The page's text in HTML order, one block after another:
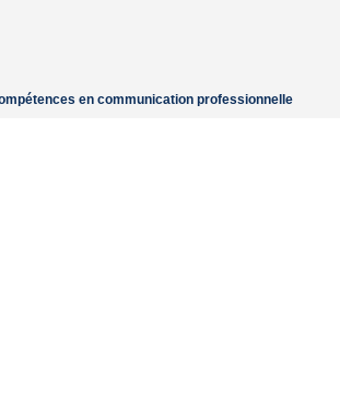
en communication professionnelle